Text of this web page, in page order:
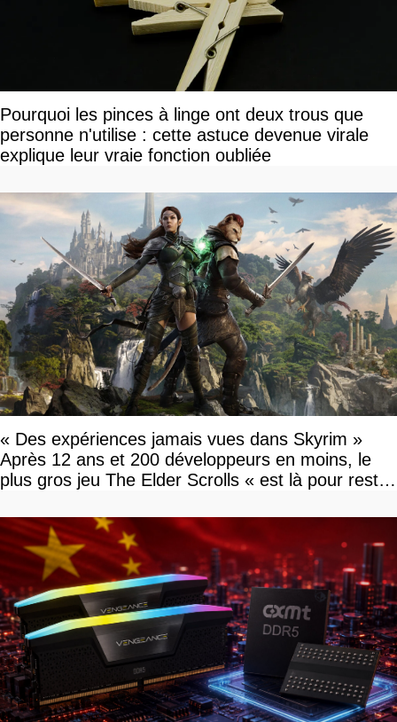
Pourquoi les pinces à linge ont deux trous que
personne n'utilise : cette astuce devenue virale
explique leur vraie fonction oubliée
« Des expériences jamais vues dans Skyrim »
Après 12 ans et 200 développeurs en moins, le
plus gros jeu The Elder Scrolls « est là pour rester